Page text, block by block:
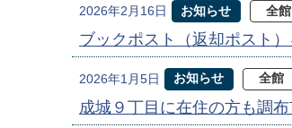
2026年2月16日 お知らせ 全館
ブックポスト（返却ポスト
2026年1月5日 お知らせ 全館
成城９丁目に在住の方も調